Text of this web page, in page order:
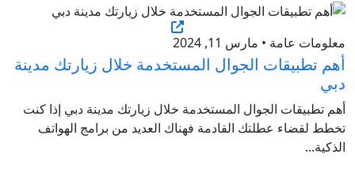
معلومات عامة • مارس 11, 2024
أهم تطبيقات الجوال المستخدمة خلال زيارتك مدينة
دبي
أهم تطبيقات الجوال المستخدمة خلال زيارتك مدينة دبي إذا كنت
تخطط لقضاء عطلتك القادمة فهناك العديد من برامج الهواتف
الذكية...